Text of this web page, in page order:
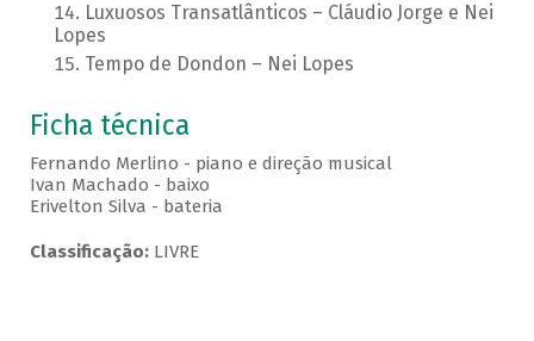
Luxuosos Transatlânticos – Cláudio Jorge e Nei
Lopes
Tempo de Dondon – Nei Lopes
Ficha técnica
Fernando Merlino - piano e direção musical
Ivan Machado - baixo
Erivelton Silva - bateria
Classificação:LIVRE